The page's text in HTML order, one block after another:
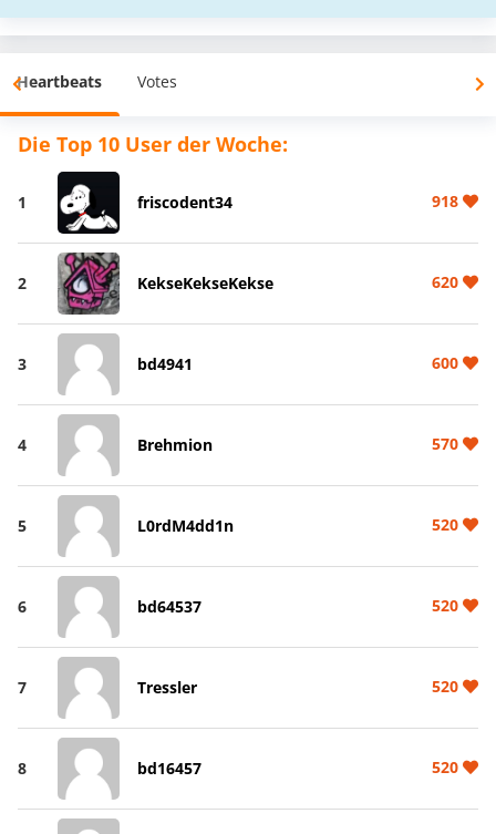
Heartbeats Votes
Die Top 10 User der Woche:
1 friscodent34 918
2 KekseKekseKekse 620
3 bd4941 600
4 Brehmion 570
5 L0rdM4dd1n 520
6 bd64537 520
7 Tressler 520
8 bd16457 520